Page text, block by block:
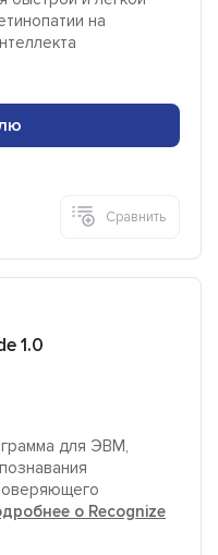
на
Сравнить
1.0
для ЭВМ,
о Recognize